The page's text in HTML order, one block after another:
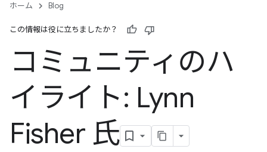
ホーム Blog
この情報は役に立ちましたか？
コミュニティのハ
イライト: Lynn
Fisher 氏